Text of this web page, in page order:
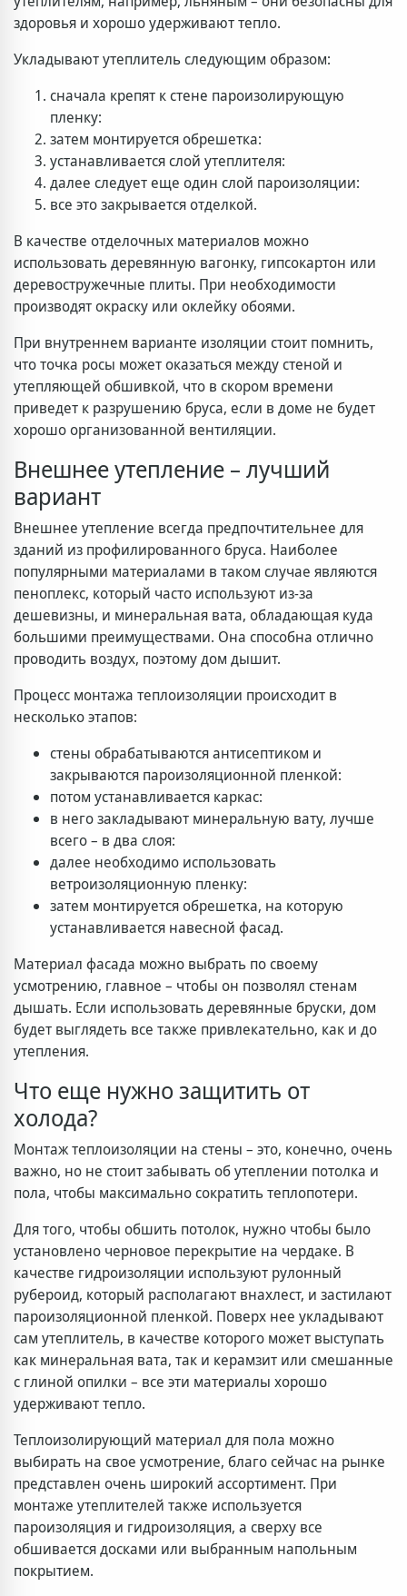
здоровья и хорошо удерживают тепло.
Укладывают утеплитель следующим образом:
сначала крепят к стене пароизолирующую
пленку:
затем монтируется обрешетка:
устанавливается слой утеплителя:
далее следует еще один слой пароизоляции:
все это закрывается отделкой.
В качестве отделочных материалов можно
использовать деревянную вагонку, гипсокартон или
деревостружечные плиты. При необходимости
производят окраску или оклейку обоями.
При внутреннем варианте изоляции стоит помнить,
что точка росы может оказаться между стеной и
утепляющей обшивкой, что в скором времени
приведет к разрушению бруса, если в доме не будет
хорошо организованной вентиляции.
Внешнее утепление – лучший
вариант
Внешнее утепление всегда предпочтительнее для
зданий из профилированного бруса. Наиболее
популярными материалами в таком случае являются
пеноплекс, который часто используют из-за
дешевизны, и минеральная вата, обладающая куда
большими преимуществами. Она способна отлично
проводить воздух, поэтому дом дышит.
Процесс монтажа теплоизоляции происходит в
несколько этапов:
стены обрабатываются антисептиком и
закрываются пароизоляционной пленкой:
потом устанавливается каркас:
в него закладывают минеральную вату, лучше
всего – в два слоя:
далее необходимо использовать
ветроизоляционную пленку:
затем монтируется обрешетка, на которую
устанавливается навесной фасад.
Материал фасада можно выбрать по своему
усмотрению, главное – чтобы он позволял стенам
дышать. Если использовать деревянные бруски, дом
будет выглядеть все также привлекательно, как и до
утепления.
Что еще нужно защитить от
холода?
Монтаж теплоизоляции на стены – это, конечно, очень
важно, но не стоит забывать об утеплении потолка и
пола, чтобы максимально сократить теплопотери.
Для того, чтобы обшить потолок, нужно чтобы было
установлено черновое перекрытие на чердаке. В
качестве гидроизоляции используют рулонный
рубероид, который располагают внахлест, и застилают
пароизоляционной пленкой. Поверх нее укладывают
сам утеплитель, в качестве которого может выступать
как минеральная вата, так и керамзит или смешанные
с глиной опилки – все эти материалы хорошо
удерживают тепло.
Теплоизолирующий материал для пола можно
выбирать на свое усмотрение, благо сейчас на рынке
представлен очень широкий ассортимент. При
монтаже утеплителей также используется
пароизоляция и гидроизоляция, а сверху все
обшивается досками или выбранным напольным
покрытием.